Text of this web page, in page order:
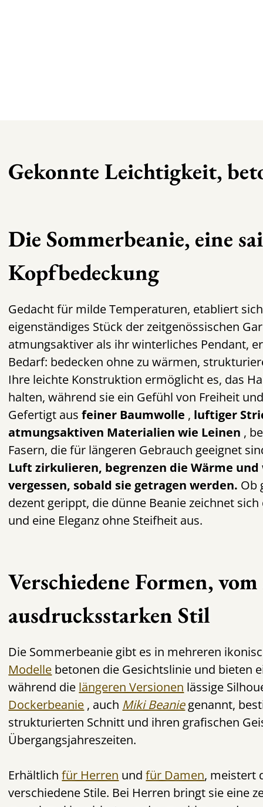
Gekonnte Leichtigkeit,
Die Sommerbeanie, eine
Kopfbedeckung
Gedacht für milde Temperaturen, etabliert
eigenständiges Stück der zeitgenössischen
atmungsaktiver als ihr winterliches Pendant,
Bedarf: bedecken ohne zu wärmen,
Ihre leichte Konstruktion ermöglicht es, das
halten, während sie ein Gefühl von Freiheit
Gefertigt ausfeiner Baumwolle , luftiger
atmungsaktiven Materialien wie Leinen ,
Fasern, die für längeren Gebrauch geeignet
Luft zirkulieren, begrenzen die Wärme
vergessen, sobald sie getragen werden. Ob
dezent gerippt, die dünne Beanie zeichnet
und eine Eleganz ohne Steifheit aus.
Verschiedene Formen,
ausdrucksstarken Stil
Die Sommerbeanie gibt es in mehreren
Modelle betonen die Gesichtslinie und bieten
während die längeren Versionen lässige
Dockerbeanie , auch Miki Beanie genannt,
strukturierten Schnitt und ihren grafischen
Übergangsjahreszeiten.
Erhältlichfür Herren undfür Damen, meistert
verschiedene Stile. Bei Herren bringt sie eine